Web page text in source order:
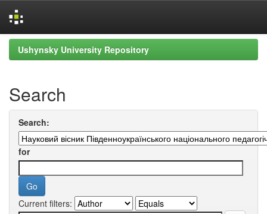
Skip
navigation
Ushynsky University Repository
Search
Search:
for
Current filters: